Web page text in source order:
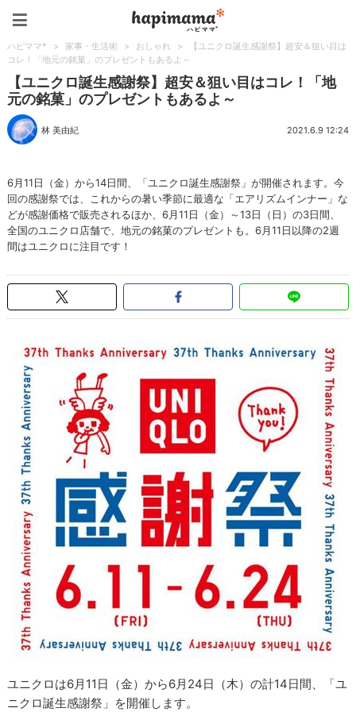
ハピママ* > 家事・生活術 > おしゃれ >
【ユニクロ誕生感謝祭】超安＆狙い目は
コレ！「地元の銘菓」のプレゼントもあるよ～
【ユニクロ誕生感謝祭】超安＆狙い目はコレ！「地
元の銘菓」のプレゼントもあるよ～
林 美由紀 2021.6.9 12:24
6月11日（金）から14日間、「ユニクロ誕生感謝祭」が開催されます。今
回の感謝祭では、これからの暑い季節に最適な「エアリズムインナー」な
どが感謝価格で販売されるほか、6月11日（金）～13日（日）の3日間、
全国のユニクロ店舗で、地元の銘菓のプレゼントも。6月11日以降の2週
間はユニクロに注目です！
ユニクロは6月11日（金）から6月24日（木）の計14日間、「ユ
ニクロ誕生感謝祭」を開催します。